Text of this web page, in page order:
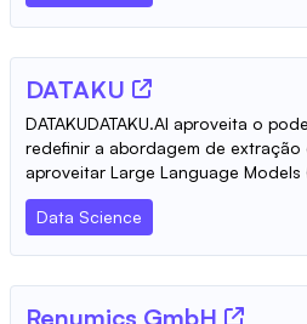
DATAKU
DATAKUDATAKU.AI aproveita o
redefinir a abordagem de extração
aproveitar Large Language Models
Data Science
Renumics GmbH